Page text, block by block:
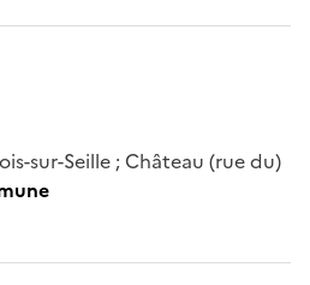
sur-Seille ; Château (rue du)